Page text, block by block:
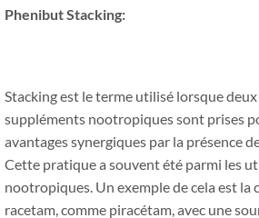
Phenibut Stacking:
Stacking est le terme utilisé lorsque
suppléments nootropiques sont prises
avantages synergiques par la présence
Cette pratique a souvent été parmi les
nootropiques. Un exemple de cela est la
racetam, comme piracétam, avec une